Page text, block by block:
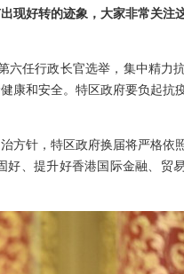
现好转的迹象，大家非常关注
六任行政长官选举，集中精力
康和安全。特区政府要负起抗
方针，特区政府换届将严格依
、提升好香港国际金融、贸